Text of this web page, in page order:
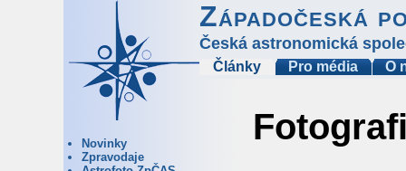
Západočeská
Česká astronomická
Články Pro média O
Novinky
Zpravodaje